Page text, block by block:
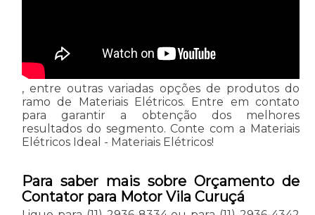
, entre outras variadas opções de produtos do
ramo de Materiais Elétricos. Entre em contato
para garantir a obtenção dos melhores
resultados do segmento. Conte com a Materiais
Elétricos Ideal - Materiais Elétricos!
Para saber mais sobre Orçamento de
Contator para Motor Vila Curuçá